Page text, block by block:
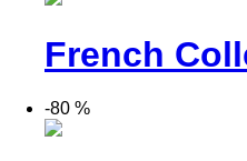
French
-80 %